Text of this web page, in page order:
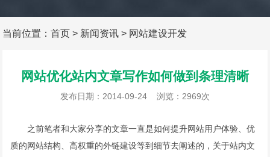
当前位置：首页 > 新闻资讯 > 网站建设开发
网站优化站内文章写作如何做到条理清晰
发布日期：2014-09-24 浏览：2969次
之前笔者和大家分享的文章一直是如何提升网站用户体验、优
质的网站结构、高权重的外链建设等到细节去阐述的，关于站内文